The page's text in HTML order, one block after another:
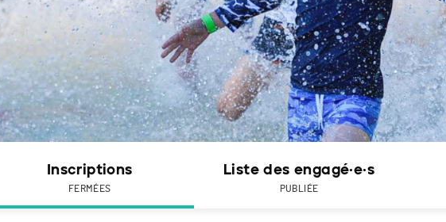
Inscriptions
FERMÉES
Liste des engagé·e·s
PUBLIÉE